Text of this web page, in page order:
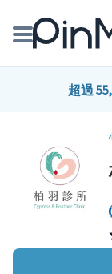
線上預約醫師、
健康主題館
超過